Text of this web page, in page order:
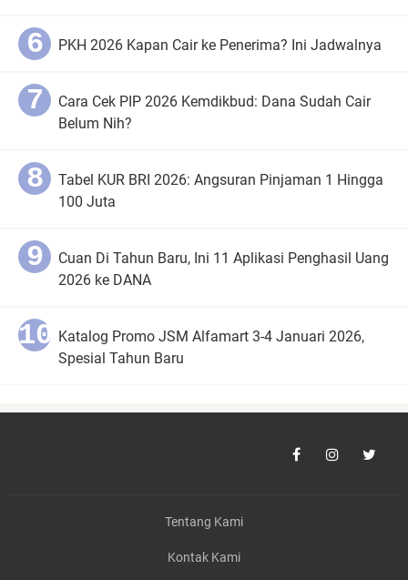
PKH 2026 Kapan Cair ke Penerima? Ini Jadwalnya
Cara Cek PIP 2026 Kemdikbud: Dana Sudah Cair
Belum Nih?
Tabel KUR BRI 2026: Angsuran Pinjaman 1 Hingga
100 Juta
Cuan Di Tahun Baru, Ini 11 Aplikasi Penghasil Uang
2026 ke DANA
Katalog Promo JSM Alfamart 3-4 Januari 2026,
Spesial Tahun Baru
Tentang Kami
Kontak Kami